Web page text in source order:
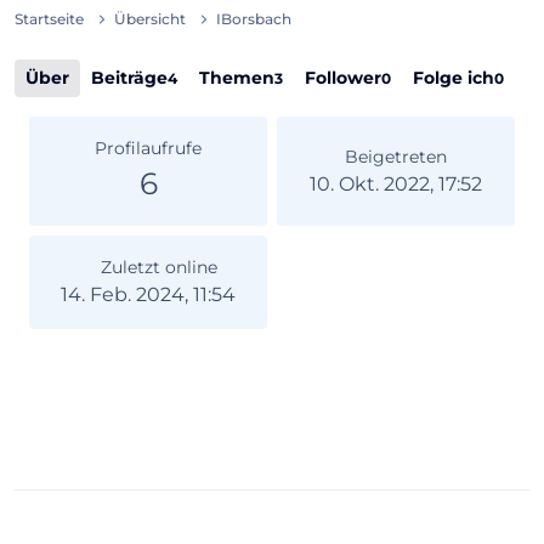
Startseite Übersicht IBorsbach
Über Beiträge4 Themen3 Follower0 Folge ich0
Profilaufrufe
6
Beigetreten
10. Okt. 2022, 17:52
Zuletzt online
14. Feb. 2024, 11:54